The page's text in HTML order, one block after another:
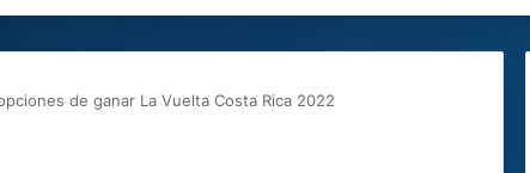
de ganar La Vuelta Costa Rica 2022